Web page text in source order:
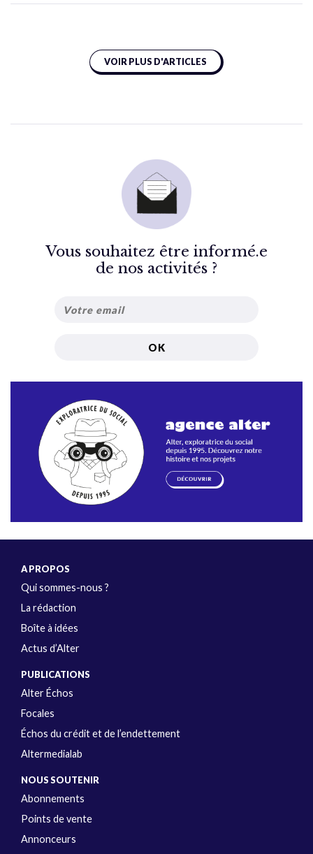
VOIR PLUS D'ARTICLES
Vous souhaitez être informé.e
de nos activités ?
A PROPOS
Qui sommes-nous ?
La rédaction
Boîte à idées
Actus d’Alter
PUBLICATIONS
Alter Échos
Focales
Échos du crédit et de l’endettement
Altermedialab
NOUS SOUTENIR
Abonnements
Points de vente
Annonceurs